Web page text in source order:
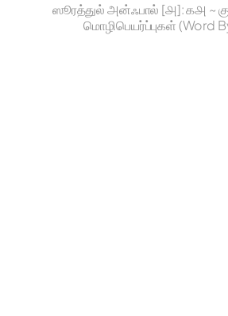
ஸூரத்துல் அன்ஃபால் [௮]: ௧௮ ~
மொழிபெயர்ப்புகள் (Word